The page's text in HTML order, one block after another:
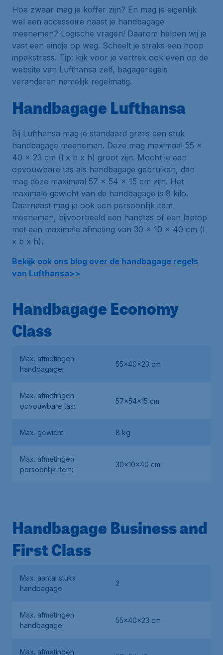
Hoe zwaar mag je koffer zijn? En mag je eigenlijk
wel een accessoire naast je handbagage
meenemen? Logische vragen! Daarom helpen wij je
vast een eindje op weg. Scheelt je straks een hoop
inpakstress. Tip: kijk voor je vertrek ook even op de
website van Lufthansa zelf, bagageregels
veranderen namelijk regelmatig.
Handbagage Lufthansa
Bij Lufthansa mag je standaard gratis een stuk
handbagage meenemen. Deze mag maximaal 55 x
40 x 23 cm (l x b x h) groot zijn. Mocht je een
opvouwbare tas als handbagage gebruiken, dan
mag deze maximaal 57 x 54 x 15 cm zijn. Het
maximale gewicht van de handbagage is 8 kilo.
Daarnaast mag je ook een persoonlijk item
meenemen, bijvoorbeeld een handtas of een laptop
met een maximale afmeting van 30 x 10 x 40 cm (l
x b x h).
Bekijk ook ons blog over de handbagage regels
van Lufthansa>>
Handbagage Economy
Class
Max. afmetingen
handbagage:
55x40x23 cm
Max. afmetingen
opvouwbare tas:
57x54x15 cm
Max. gewicht: 8 kg
Max. afmetingen
persoonlijk item:
30x10x40 cm
Handbagage Business and
First Class
Max. aantal stuks
handbagage
2
Max. afmetingen
handbagage:
55x40x23 cm
Max. afmetingen